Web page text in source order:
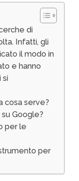
di
Infatti, gli
il modo in
e hanno
si
cosa serve?
Google?
per le
per